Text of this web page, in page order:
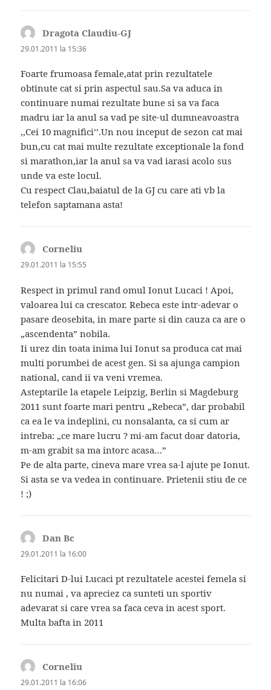
Dragota Claudiu-GJ
29.01.2011 la 15:36
Foarte frumoasa female,atat prin rezultatele
obtinute cat si prin aspectul sau.Sa va aduca in
continuare numai rezultate bune si sa va faca
madru iar la anul sa vad pe site-ul dumneavoastra
,,Cei 10 magnifici’’.Un nou inceput de sezon cat mai
bun,cu cat mai multe rezultate exceptionale la fond
si marathon,iar la anul sa va vad iarasi acolo sus
unde va este locul.
Cu respect Clau,baiatul de la GJ cu care ati vb la
telefon saptamana asta!
Corneliu
29.01.2011 la 15:55
Respect in primul rand omul Ionut Lucaci ! Apoi,
valoarea lui ca crescator. Rebeca este intr-adevar o
pasare deosebita, in mare parte si din cauza ca are o
„ascendenta” nobila.
Ii urez din toata inima lui Ionut sa produca cat mai
multi porumbei de acest gen. Si sa ajunga campion
national, cand ii va veni vremea.
Asteptarile la etapele Leipzig, Berlin si Magdeburg
2011 sunt foarte mari pentru „Rebeca”, dar probabil
ca ea le va indeplini, cu nonsalanta, ca si cum ar
intreba: „ce mare lucru ? mi-am facut doar datoria,
m-am grabit sa ma intorc acasa…”
Pe de alta parte, cineva mare vrea sa-l ajute pe Ionut.
Si asta se va vedea in continuare. Prietenii stiu de ce
! ;)
Dan Bc
29.01.2011 la 16:00
Felicitari D-lui Lucaci pt rezultatele acestei femela si
nu numai , va apreciez ca sunteti un sportiv
adevarat si care vrea sa faca ceva in acest sport.
Multa bafta in 2011
Corneliu
29.01.2011 la 16:06